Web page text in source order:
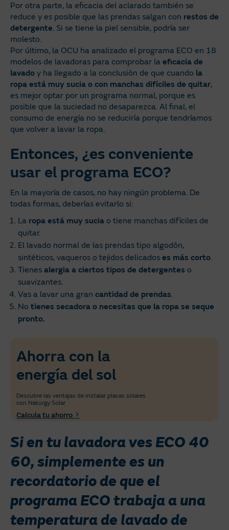
Por otra parte, la eficacia del aclarado también se
reduce y es posible que las prendas salgan con restos de
detergente. Si se tiene la piel sensible, podría ser
molesto.
Por último, la OCU ha analizado el programa ECO en 18
modelos de lavadoras para comprobar la eficacia de
lavado y ha llegado a la conclusión de que cuando la
ropa está muy sucia o con manchas difíciles de quitar,
es mejor optar por un programa normal, porque es
posible que la suciedad no desaparezca. Al final, el
consumo de energía no se reduciría porque tendríamos
que volver a lavar la ropa.
Entonces, ¿es conveniente
usar el programa ECO?
En la mayoría de casos, no hay ningún problema. De
todas formas, deberías evitarlo si:
La ropa está muy sucia o tiene manchas difíciles de
quitar.
El lavado normal de las prendas tipo algodón,
sintéticos, vaqueros o tejidos delicados es más corto.
Tienes alergia a ciertos tipos de detergentes o
suavizantes.
Vas a lavar una gran cantidad de prendas.
No tienes secadora o necesitas que la ropa se seque
pronto.
Ahorra con la
energía del sol
Descubre las ventajas de instalar placas solares
con Naturgy Solar
Calcula tu ahorro
Si en tu lavadora ves ECO 40
60, simplemente es un
recordatorio de que el
programa ECO trabaja a una
temperatura de lavado de